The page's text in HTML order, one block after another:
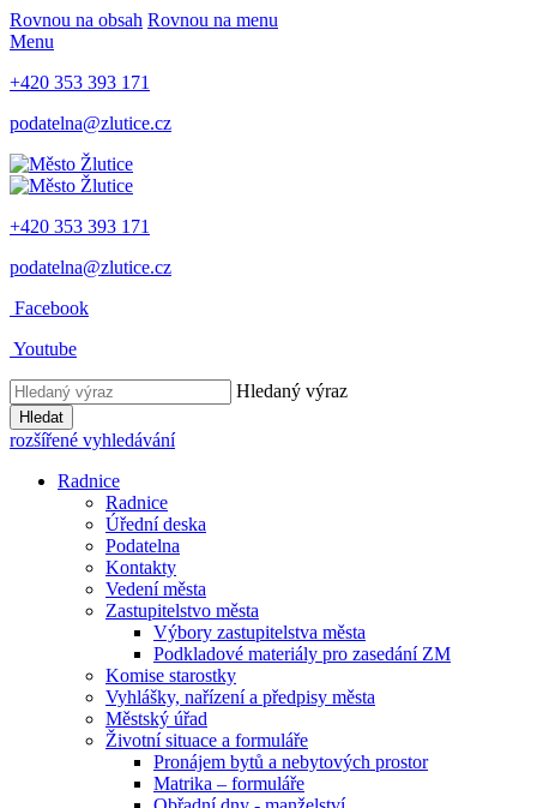
Rovnou na obsah Rovnou na menu
Menu
+420 353 393 171
podatelna@zlutice.cz
+420 353 393 171
podatelna@zlutice.cz
Facebook
Youtube
Hledaný výraz
Hledat
rozšířené vyhledávání
Radnice
Radnice
Úřední deska
Podatelna
Kontakty
Vedení města
Zastupitelstvo města
Výbory zastupitelstva města
Podkladové materiály pro zasedání ZM
Komise starostky
Vyhlášky, nařízení a předpisy města
Městský úřad
Životní situace a formuláře
Pronájem bytů a nebytových prostor
Matrika – formuláře